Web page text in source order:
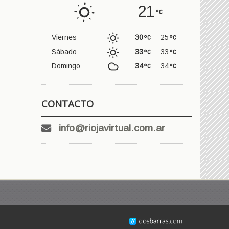
21
Viernes 25
30
Sábado
33
33
Domingo
34
34
CONTACTO
info@riojavirtual.com.ar